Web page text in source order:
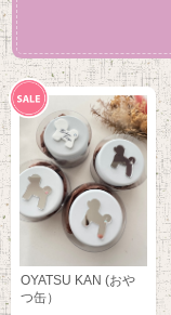
OYATSU KAN (おや
つ缶）